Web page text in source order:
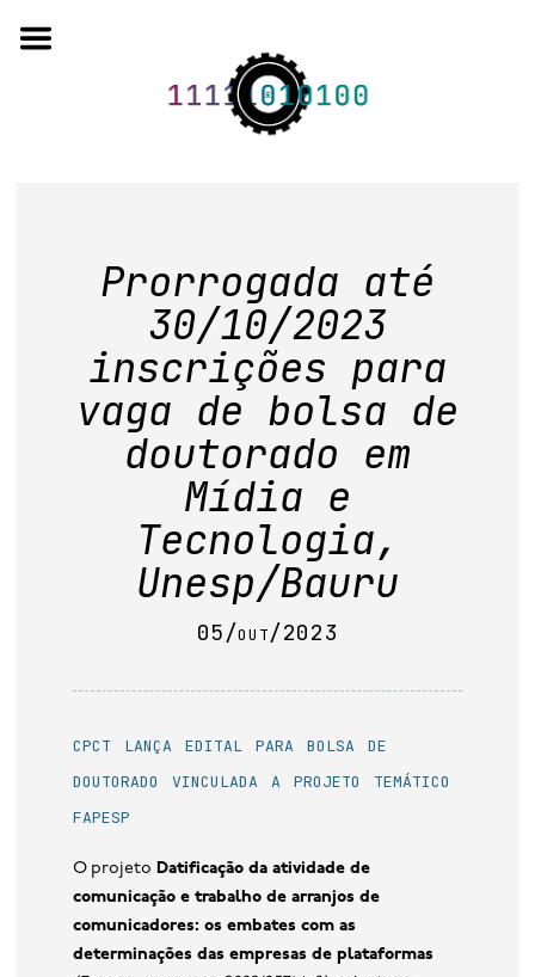
to
quem somos
artigos em periódicos
anais de eventos
capítulos de livros
editorial
base de dados
publicações na mídia
Prorrogada até
30/10/2023
inscrições para
vaga de bolsa de
doutorado em
Mídia e
Tecnologia,
Unesp/Bauru
05/out/2023
cpct lança edital para bolsa de
doutorado vinculada a projeto temático
fapesp
O projetoDatificação da atividade de
comunicação e trabalho de arranjos de
comunicadores: os embates com as
determinações das empresas de plataformas